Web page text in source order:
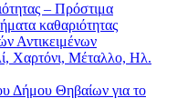
– Πρόστιμα
καθαριότητας
Αντικειμένων
Χαρτόνι, Μέταλλο, Ηλ.
Δήμου Θηβαίων για το